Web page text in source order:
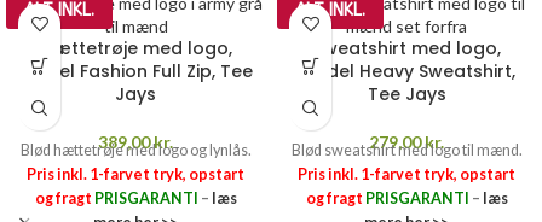
ALT INKL.
Hættetrøje med logo,
model Fashion Full Zip, Tee
Jays
389,00kr.
Blød hættetrøje med logo og lynlås.
Pris inkl. 1-farvet tryk, opstart
og fragt PRISGARANTI – læs
ALT INKL.
Sweatshirt med logo,
model Heavy Sweatshirt,
Tee Jays
279,00kr.
Blød sweatshirt med logo til mænd.
Pris inkl. 1-farvet tryk, opstart
og fragt PRISGARANTI – læs